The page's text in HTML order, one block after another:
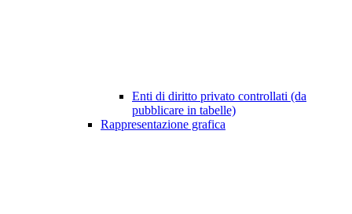
Enti di diritto privato controllati (da
pubblicare in tabelle)
Rappresentazione grafica